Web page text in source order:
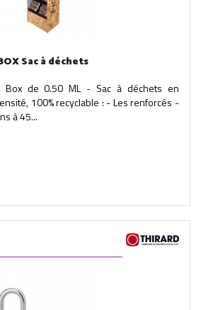
Sac à déchets
de 0.50 ML - Sac à déchets en
100% recyclable : - Les renforcés -
à 45...